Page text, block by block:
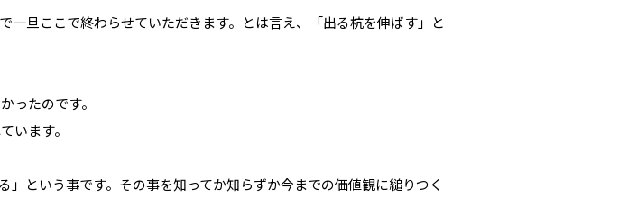
旦ここで終わらせていただきます。とは言え、「出る杭を伸ばす」と
ったのです。
います。
という事です。その事を知ってか知らずか今までの価値観に縋りつく